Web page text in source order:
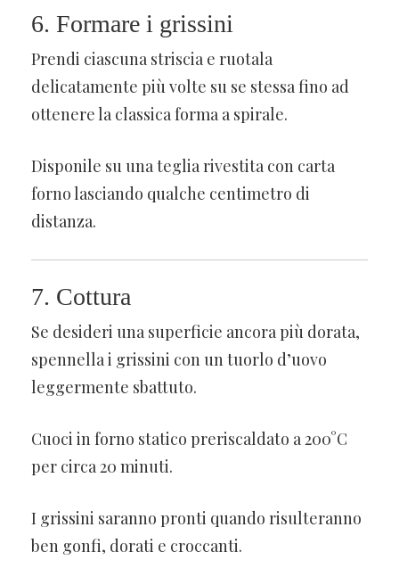
6. Formare i grissini
Prendi ciascuna striscia e ruotala
delicatamente più volte su se stessa fino ad
ottenere la classica forma a spirale.
Disponile su una teglia rivestita con carta
forno lasciando qualche centimetro di
distanza.
7. Cottura
Se desideri una superficie ancora più dorata,
spennella i grissini con un tuorlo d’uovo
leggermente sbattuto.
Cuoci in forno statico preriscaldato a 200°C
per circa 20 minuti.
I grissini saranno pronti quando risulteranno
ben gonfi, dorati e croccanti.